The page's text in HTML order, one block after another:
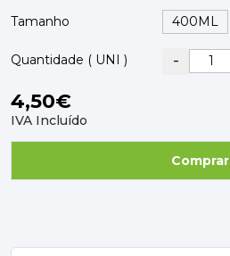
Tamanho
Quantidade ( UNI ) -
4,50€
IVA Incluído
Comprar